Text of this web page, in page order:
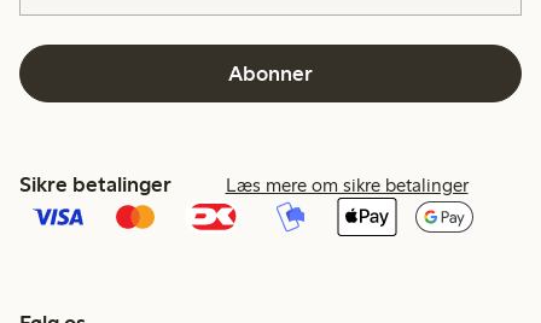
Abonner
Sikre betalinger Læs mere om sikre betalinger